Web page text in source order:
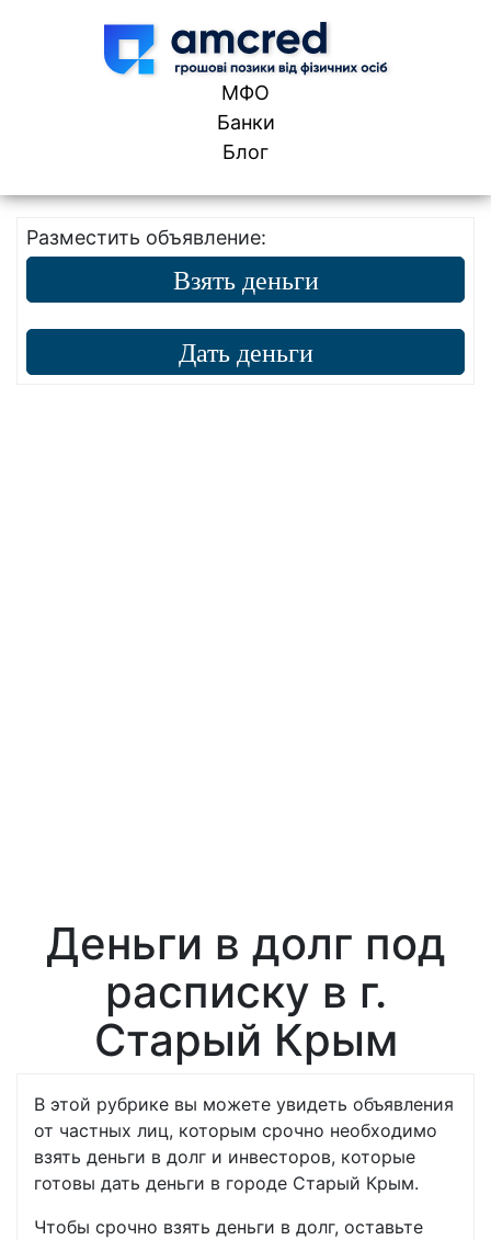
МФО
Банки
Блог
Разместить объявление:
Взять деньги
Дать деньги
Деньги в долг под
расписку в г.
Старый Крым
В этой рубрике вы можете увидеть объявления
от частных лиц, которым срочно необходимо
взять деньги в долг и инвесторов, которые
готовы дать деньги в городе Старый Крым.
Чтобы срочно взять деньги в долг, оставьте